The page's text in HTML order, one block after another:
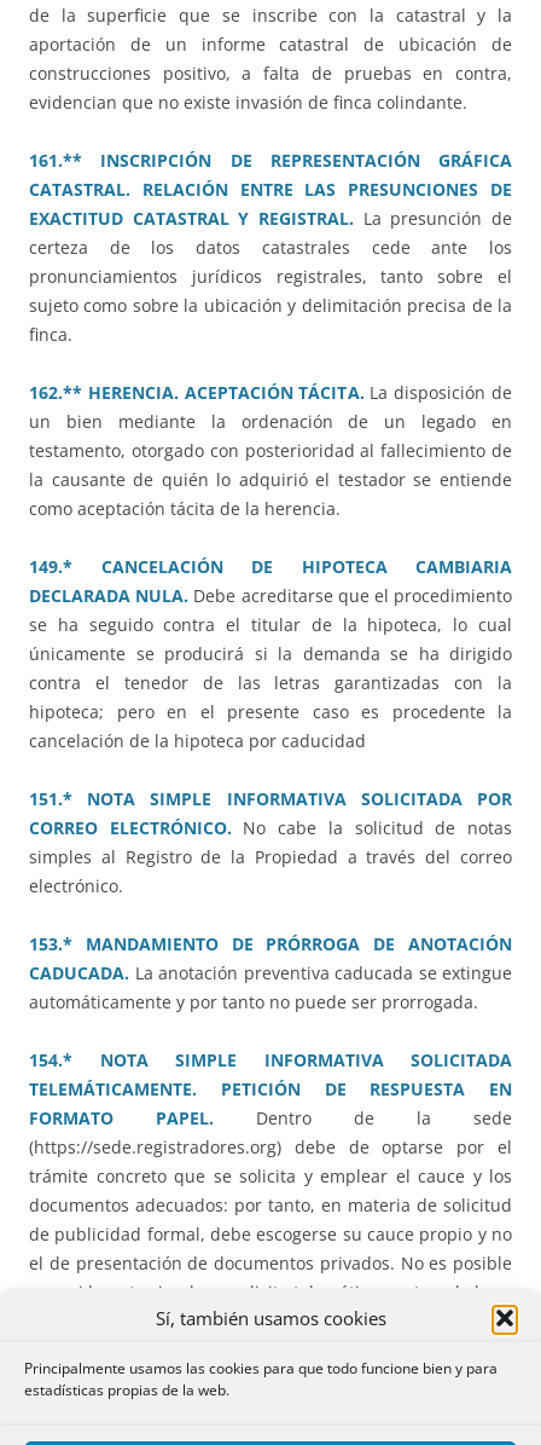
Sí, también usamos cookies
Principalmente usamos las cookies para que todo funcione bien y para
estadísticas propias de la web.
de la superficie que se inscribe con la catastral y la
aportación de un informe catastral de ubicación de
construcciones positivo, a falta de pruebas en contra,
evidencian que no existe invasión de finca colindante.
161.** INSCRIPCIÓN DE REPRESENTACIÓN GRÁFICA
CATASTRAL. RELACIÓN ENTRE LAS PRESUNCIONES DE
EXACTITUD CATASTRAL Y REGISTRAL. La presunción de
certeza de los datos catastrales cede ante los
pronunciamientos jurídicos registrales, tanto sobre el
sujeto como sobre la ubicación y delimitación precisa de la
finca.
162.** HERENCIA. ACEPTACIÓN TÁCITA. La disposición de
un bien mediante la ordenación de un legado en
testamento, otorgado con posterioridad al fallecimiento de
la causante de quién lo adquirió el testador se entiende
como aceptación tácita de la herencia.
149.* CANCELACIÓN DE HIPOTECA CAMBIARIA
DECLARADA NULA. Debe acreditarse que el procedimiento
se ha seguido contra el titular de la hipoteca, lo cual
únicamente se producirá si la demanda se ha dirigido
contra el tenedor de las letras garantizadas con la
hipoteca; pero en el presente caso es procedente la
cancelación de la hipoteca por caducidad
151.* NOTA SIMPLE INFORMATIVA SOLICITADA POR
CORREO ELECTRÓNICO. No cabe la solicitud de notas
simples al Registro de la Propiedad a través del correo
electrónico.
153.* MANDAMIENTO DE PRÓRROGA DE ANOTACIÓN
CADUCADA. La anotación preventiva caducada se extingue
automáticamente y por tanto no puede ser prorrogada.
154.* NOTA SIMPLE INFORMATIVA SOLICITADA
TELEMÁTICAMENTE. PETICIÓN DE RESPUESTA EN
FORMATO PAPEL. Dentro de la sede
(https://sede.registradores.org) debe de optarse por el
trámite concreto que se solicita y emplear el cauce y los
documentos adecuados: por tanto, en materia de solicitud
de publicidad formal, debe escogerse su cauce propio y no
el de presentación de documentos privados. No es posible
que, si la nota simple se solicita telemáticamente, a la hora
de su expedición se pueda hacer en formato papel.
158.* CANCELACIÓN DE ADJUDICACION HIPOTECARIA.
doctrina de otras anteriores y confirma la nota por la que